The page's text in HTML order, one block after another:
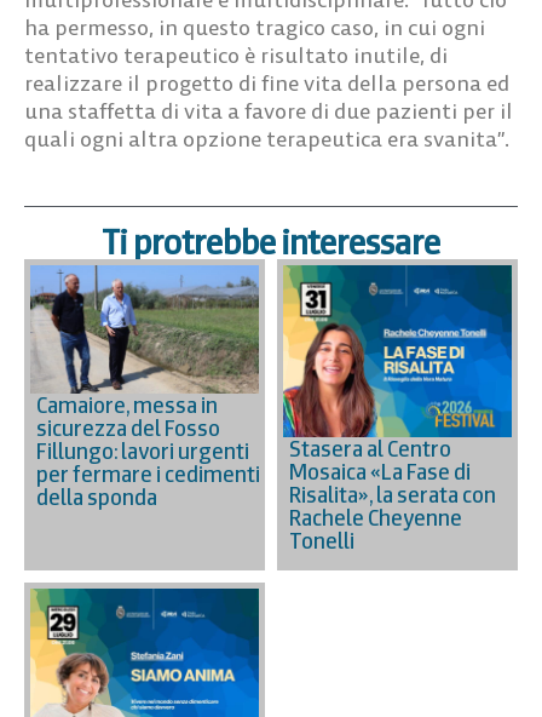
ha permesso, in questo tragico caso, in cui ogni
tentativo terapeutico è risultato inutile, di
realizzare il progetto di fine vita della persona ed
una staffetta di vita a favore di due pazienti per il
quali ogni altra opzione terapeutica era svanita”.
Ti protrebbe interessare
Camaiore, messa in
sicurezza del Fosso
Fillungo: lavori urgenti
per fermare i cedimenti
della sponda
Stasera al Centro
Mosaica «La Fase di
Risalita», la serata con
Rachele Cheyenne
Tonelli